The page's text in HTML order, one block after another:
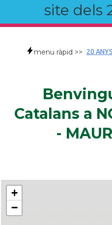
site dels
menu ràpid >> 20
Catalans a
-
... carregant 484
+
−